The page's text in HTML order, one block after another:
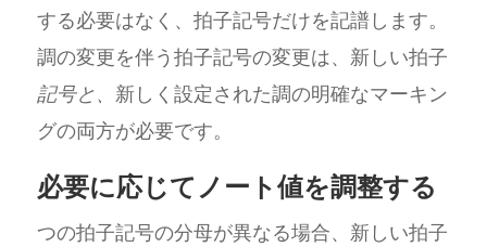
する必要はなく、拍子記号だけを記譜します。
調の変更を伴う拍子記号の変更は、新しい拍子
記号と、 新しく設定された調の明確なマーキン
グの両方が必要です。
必要に応じてノート値を調整する
つの拍子記号の分母が異なる場合、新しい拍子